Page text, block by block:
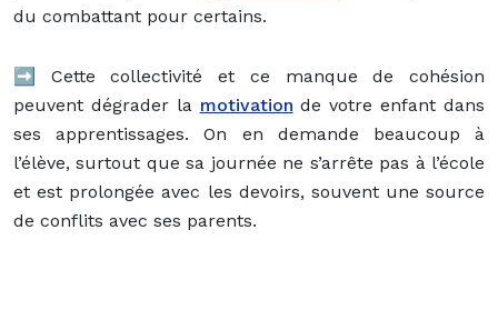
du combattant pour certains.
➡️ Cette collectivité et ce manque de cohésion
peuvent dégrader la motivation de votre enfant dans
ses apprentissages. On en demande beaucoup à
l’élève, surtout que sa journée ne s’arrête pas à l’école
et est prolongée avec les devoirs, souvent une source
de conflits avec ses parents.